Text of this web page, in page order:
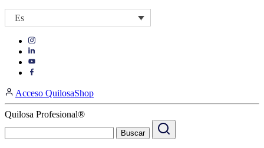
Es
Visit
https://www.instagram.com/quilosa_selena/
Visit
our
Visit
page
https://www.facebook.com/QuilosaSelenaIberia/
page
Acceso QuilosaShop
Quilosa Profesional®